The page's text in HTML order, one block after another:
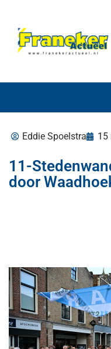
Eddie Spoelstra 15
11-
door